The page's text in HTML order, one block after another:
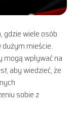
gdzie wiele osób
mieście.
wpływać na
aby wiedzieć, że
sobie z